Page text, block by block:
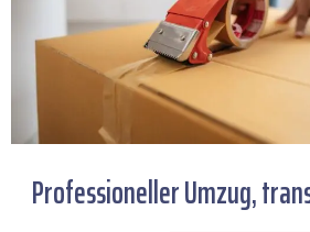
Professioneller Umzug,